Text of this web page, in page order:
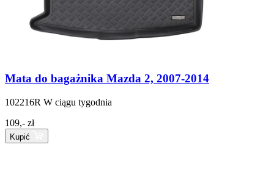
Mata do bagażnika Mazda 2, 2007-2014
102216R W ciągu tygodnia
109,- zł
Kupić